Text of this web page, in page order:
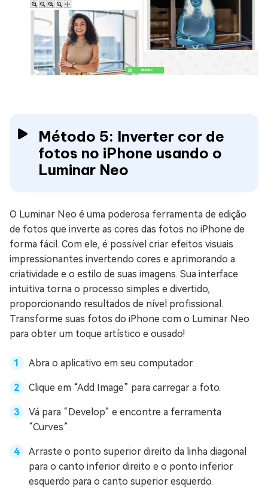
Método 5: Inverter cor de
fotos no iPhone usando o
Luminar Neo
O Luminar Neo é uma poderosa ferramenta de edição
de fotos que inverte as cores das fotos no iPhone de
forma fácil. Com ele, é possível criar efeitos visuais
impressionantes invertendo cores e aprimorando a
criatividade e o estilo de suas imagens. Sua interface
intuitiva torna o processo simples e divertido,
proporcionando resultados de nível profissional.
Transforme suas fotos do iPhone com o Luminar Neo
para obter um toque artístico e ousado!
Abra o aplicativo em seu computador.
Clique em “Add Image” para carregar a foto.
Vá para “Develop” e encontre a ferramenta
“Curves”.
Arraste o ponto superior direito da linha diagonal
para o canto inferior direito e o ponto inferior
esquerdo para o canto superior esquerdo.